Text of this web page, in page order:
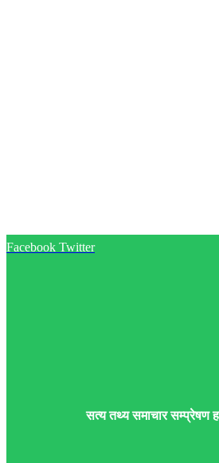
Facebook Twitter
सत्य तथ्य समाचार सम्प्रेषण